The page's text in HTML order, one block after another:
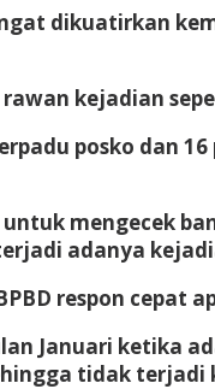
dikuatirkan
kejadian
posko dan
mengecek
adanya
respon cepat
Januari ketika
tidak